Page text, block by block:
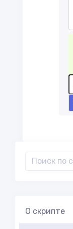
О скрипте